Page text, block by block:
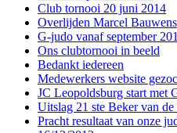
Club tornooi 20 juni 2014
Overlijden Marcel Bauwens
G-judo vanaf september
Ons clubtornooi in beeld
Bedankt iedereen
Medewerkers website
JC Leopoldsburg start met
Uitslag 21 ste Beker van
Pracht resultaat van onze